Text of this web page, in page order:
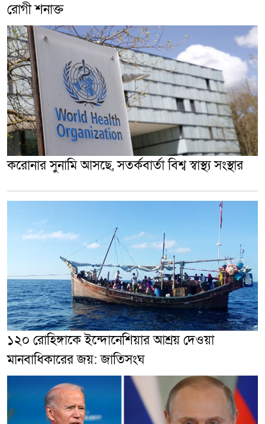
রোগী শনাক্ত
করোনার সুনামি আসছে, সতর্কবার্তা বিশ্ব স্বাস্থ্য সংস্থার
১২০ রোহিঙ্গাকে ইন্দোনেশিয়ার আশ্রয় দেওয়া
মানবাধিকারের জয়: জাতিসংঘ